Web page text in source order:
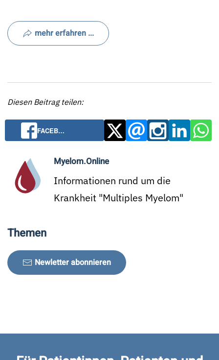
mehr erfahren ...
Diesen Beitrag teilen:
FACEB…
Myelom.Online
Informationen rund um die
Krankheit "Multiples Myelom"
Themen
Newletter abonnieren